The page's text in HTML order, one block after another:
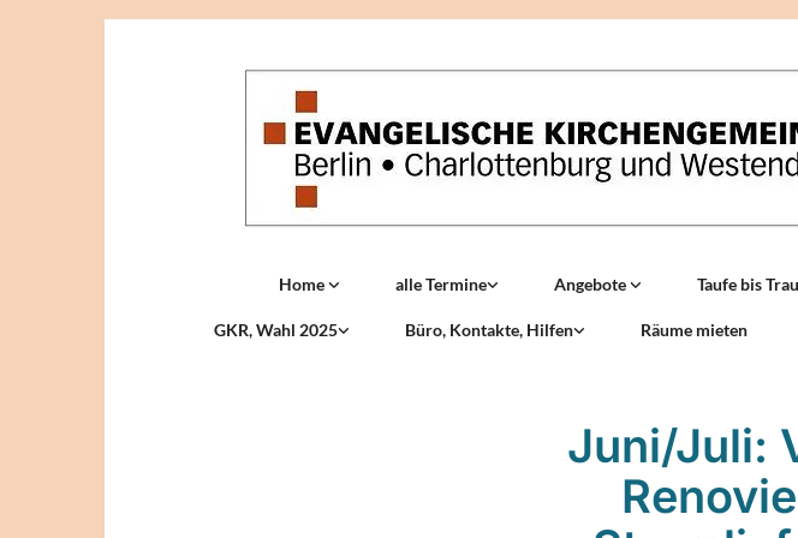
Home alle Termine Angebote Taufe bis
GKR, Wahl 2025 Büro, Kontakte, Hilfen Räume mieten
Juni/Juli: